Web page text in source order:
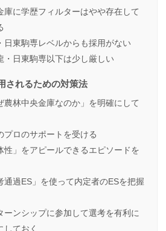
庫に学歴フィルターはやや存在して
日東駒専レベルからも採用がない
・日東駒専以下は少し厳しい
されるための対策法
林中央金庫なのか」を明確にして
ロのサポートを受ける
」をアピールできるエピソードを
過ES」を使って内定者のESを把握
ンシップに参加して選考を有利に
しておく